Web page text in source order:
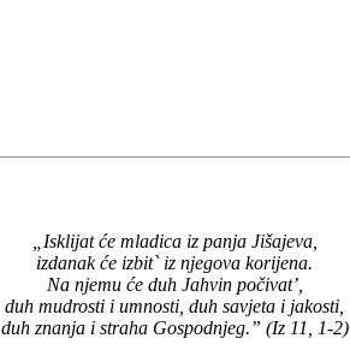
„Isklijat će mladica iz panja Jišajeva,
izdanak će izbit` iz njegova korijena.
Na njemu će duh Jahvin počivat’,
duh mudrosti i umnosti, duh savjeta i jakosti,
duh znanja i straha Gospodnjeg.” (Iz 11, 1-2)